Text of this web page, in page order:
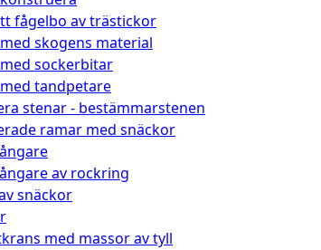
fågelbo av trästickor
skogens material
sockerbitar
tandpetare
stenar - bestämmarstenen
ramar med snäckor
av rockring
snäckor
med massor av tyll